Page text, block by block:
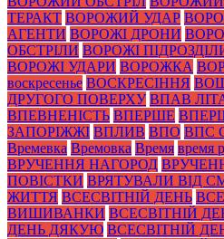
ТЕРАКТ ВОРОЖИЙ УДАР
АГЕНТИ ВОРОЖІ ДРОНИ
ОБСТРІЛИ ВОРОЖІ
ВОРОЖІ УДАРИ ВОРОЖКА
воскресенье ВОСКРЕСІННЯ
ДРУГОГО ПОВЕРХУ ВПАВ
ВПЕВНЕНІСТЬ ВПЕРШЕ
ЗАПОРІЖЖІ ВПЛИВ ВПО ВПС
Времевка Времовка Время время
ВРУЧЕННЯ НАГОРОД
ПОВІСТКИ ВРЯТУВАЛИ ВІД
ЖИТТЯ ВСЕСВІТНІЙ ДЕНЬ
ВИШИВАНКИ ВСЕСВІТНІЙ
ДЕНЬ ДЯКУЮ ВСЕСВІТНІЙ